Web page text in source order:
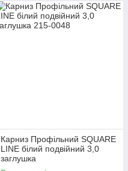
Карниз Профільний SQUARE
LINE білий подвійний 3,0
заглушка